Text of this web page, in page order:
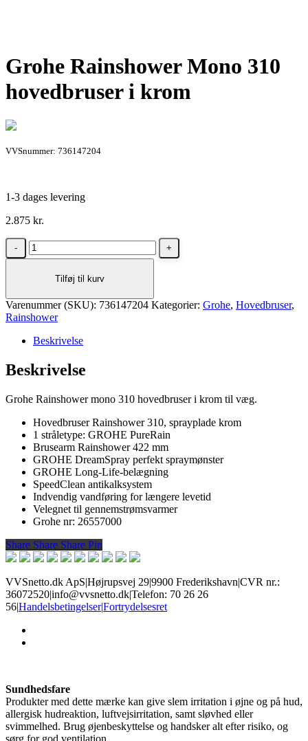
Grohe Rainshower Mono 310
hovedbruser i krom
VVSnummer: 736147204
1-3 dages levering
2.875 kr.
Grohe
Rainshower
i
krom
Tilføj til kurv
Varenummer (SKU): 736147204 Kategorier: Grohe, Hovedbruser,
Rainshower
Beskrivelse
Beskrivelse
Grohe Rainshower mono 310 hovedbruser i krom til væg.
Hovedbruser Rainshower 310, sprayplade krom
1 stråletype: GROHE PureRain
Brusearm Rainshower 422 mm
GROHE DreamSpray perfekt spraymønster
GROHE Long-Life-belægning
SpeedClean antikalksystem
Indvendig vandføring for længere levetid
Velegnet til gennemstrømsvarmer
Grohe nr: 26557000
Share
Share Share Share Pin
VVSnetto.dk ApS|Højrupsvej 29|9900 Frederikshavn|CVR nr.:
36072520|info@vvsnetto.dk|Telefon: 70 26 26
56|Handelsbetingelser|Fortrydelsesret
Sundhedsfare
Produkter med dette mærke kan give slem irritation i øjne og på hud,
allergisk hudreaktion, luftvejsirritation, samt sløvhed eller
svimmelhed. Brug øjenbeskyttelse og handsker alt efter risiko, og
sørg for god ventilation.